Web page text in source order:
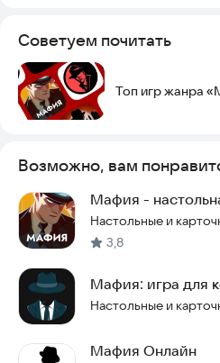
Советуем почитать
Топ игр жанра
Возможно, вам
Мафия -
компаний
Настольные и
3,8
Мафия: игра для
Настольные и
Мафия Онлайн